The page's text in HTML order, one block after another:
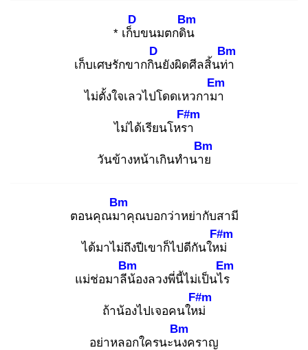
* เก็บ
D
ขนมตกดิน
Bm
เก็บเศษรักขากกิน
D
ยังผิดศีลสิ้นท่า
Bm
ไม่ตั้งใจเลวไปโดดเหวกามา
Em
ไม่ได้เรียนโหรา
F#m
วันข้างหน้าเกินทำนาย
Bm
ตอนคุณมา
Bm
คุณบอกว่าหย่ากับสามี
ได้มาไม่ถึงปีเขาก็ไปดีกันใหม่
F#m
แม่ช่อมาลีน้
Bm
องลวงพี่นี้ไม่เป็นไร
Em
ถ้าน้องไปเจอคนใหม่
F#m
อย่าหลอกใครนะนง
Bm
คราญ